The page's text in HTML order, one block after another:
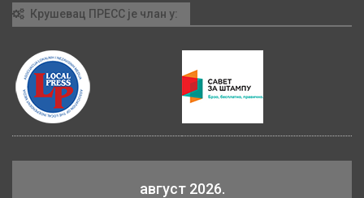
Крушевац ПРЕСС је члан у:
август 2026.